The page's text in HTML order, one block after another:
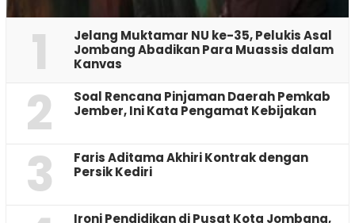
1
Jelang Muktamar NU ke-35, Pelukis Asal
Jombang Abadikan Para Muassis dalam
Kanvas
2
‎Soal Rencana Pinjaman Daerah Pemkab
Jember, Ini Kata Pengamat Kebijakan ‎
3
Faris Aditama Akhiri Kontrak dengan
Persik Kediri
Ironi Pendidikan di Pusat Kota Jombang,